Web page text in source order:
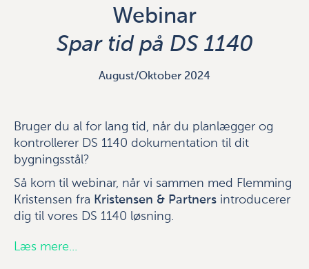
Webinar
Spar tid på DS 1140
August/Oktober 2024
Bruger du al for lang tid, når du planlægger og
kontrollerer DS 1140 dokumentation til dit
bygningsstål?
Så kom til webinar, når vi sammen med Flemming
Kristensen fra Kristensen & Partners introducerer
dig til vores DS 1140 løsning.
Læs mere...